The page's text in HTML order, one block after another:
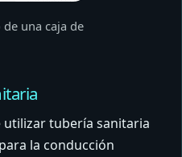
una caja de
utilizar tubería sanitaria
la conducción